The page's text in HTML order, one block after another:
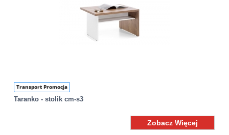
Transport Promocja
Taranko - stolik cm-s3
Zobacz Więcej